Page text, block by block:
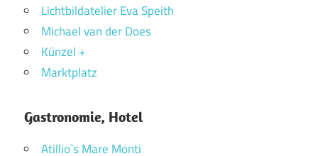
Lichtbildatelier Eva Speith
Michael van der Does
Künzel +
Marktplatz
Gastronomie, Hotel
Atillio`s Mare Monti